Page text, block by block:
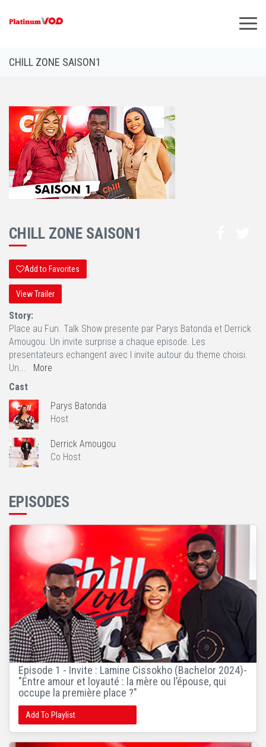
×
CHILL ZONE SAISON1
CHILL ZONE SAISON1
Add to Favorites
View Trailer
Story:
Place au Fun. Talk Show presente par Parys Batonda et Derrick
Amougou. Un invite surprise a chaque episode. Les
presentateurs echangent avec l invite autour du theme choisi.
Un... More
Cast
Parys Batonda
Host
Derrick Amougou
Co Host
EPISODES
Episode 1 - Invite : Lamine Cissokho (Bachelor 2024)-
"Entre amour et loyauté : la mère ou l’épouse, qui
occupe la première place ?"
Add To Playlist